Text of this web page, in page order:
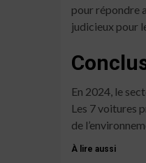
pour répondre
judicieux pour
En 2024, le
Les 7 voitures
de
À lire aussi